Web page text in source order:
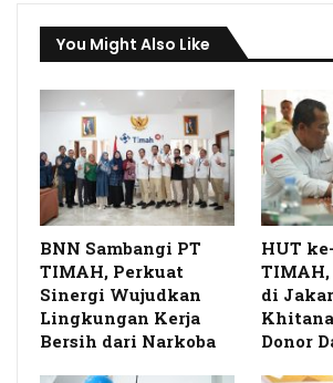
You Might Also Like
BNN Sambangi PT
TIMAH, Perkuat
Sinergi Wujudkan
Lingkungan Kerja
Bersih dari Narkoba
HUT
di
Donor